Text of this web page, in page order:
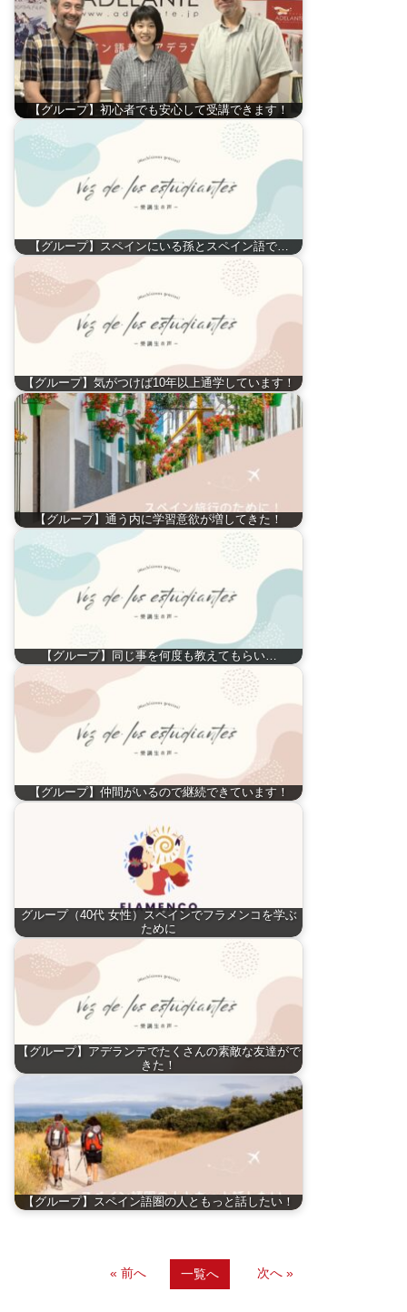
【グループ】初心者でも安心して受講できます！
【グループ】スペインにいる孫とスペイン語で…
【グループ】気がつけば10年以上通学しています！
【グループ】通う内に学習意欲が増してきた！
【グループ】同じ事を何度も教えてもらい…
【グループ】仲間がいるので継続できています！
グループ（40代 女性）スペインでフラメンコを学ぶ
ために
【グループ】アデランテでたくさんの素敵な友達がで
きた！
【グループ】スペイン語圏の人ともっと話したい！
« 前へ 一覧へ 次へ »